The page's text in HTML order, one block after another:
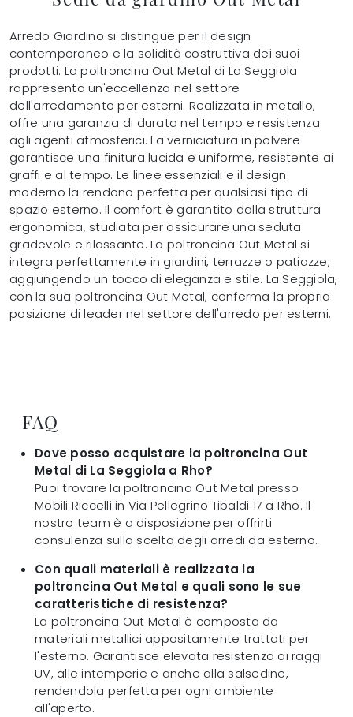
Arredo Giardino si distingue per il design
contemporaneo e la solidità costruttiva dei suoi
prodotti. La poltroncina Out Metal di La Seggiola
rappresenta un'eccellenza nel settore
dell'arredamento per esterni. Realizzata in metallo,
offre una garanzia di durata nel tempo e resistenza
agli agenti atmosferici. La verniciatura in polvere
garantisce una finitura lucida e uniforme, resistente ai
graffi e al tempo. Le linee essenziali e il design
moderno la rendono perfetta per qualsiasi tipo di
spazio esterno. Il comfort è garantito dalla struttura
ergonomica, studiata per assicurare una seduta
gradevole e rilassante. La poltroncina Out Metal si
integra perfettamente in giardini, terrazze o patiazze,
aggiungendo un tocco di eleganza e stile. La Seggiola,
con la sua poltroncina Out Metal, conferma la propria
posizione di leader nel settore dell'arredo per esterni.
FAQ
Dove posso acquistare la poltroncina Out
Metal di La Seggiola a Rho?
Puoi trovare la poltroncina Out Metal presso
Mobili Riccelli in Via Pellegrino Tibaldi 17 a Rho. Il
nostro team è a disposizione per offrirti
consulenza sulla scelta degli arredi da esterno.
Con quali materiali è realizzata la
poltroncina Out Metal e quali sono le sue
caratteristiche di resistenza?
La poltroncina Out Metal è composta da
materiali metallici appositamente trattati per
l'esterno. Garantisce elevata resistenza ai raggi
UV, alle intemperie e anche alla salsedine,
rendendola perfetta per ogni ambiente
all'aperto.